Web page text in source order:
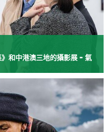
》和中港澳三地的攝影展 - 氣